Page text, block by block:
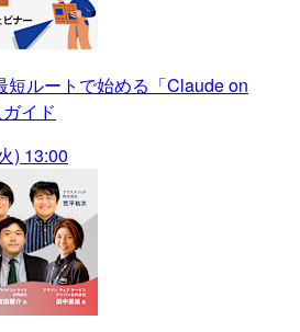
短ルートで始める「Claude on
イド
) 13:00